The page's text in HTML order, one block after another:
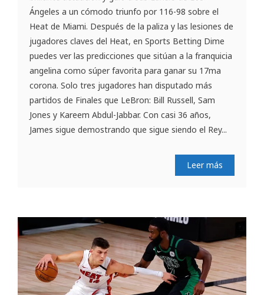
Ángeles a un cómodo triunfo por 116-98 sobre el
Heat de Miami. Después de la paliza y las lesiones de
jugadores claves del Heat, en Sports Betting Dime
puedes ver las predicciones que sitúan a la franquicia
angelina como súper favorita para ganar su 17ma
corona. Solo tres jugadores han disputado más
partidos de Finales que LeBron: Bill Russell, Sam
Jones y Kareem Abdul-Jabbar. Con casi 36 años,
James sigue demostrando que sigue siendo el Rey...
Leer más